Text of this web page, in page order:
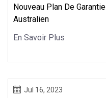
Nouveau Plan De Garantie
Australien
En Savoir Plus
Jul 16, 2023